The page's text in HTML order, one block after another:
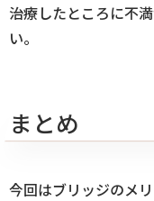
治療したところに不
い。
まとめ
今回はブリッジのメ